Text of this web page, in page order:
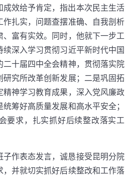
成效给予肯定，指出本次民主生活
作扎实，问题查摆准确、自我剖析
富有实效。同时，他就下一步工
深入学习贯彻习近平新时代中国
二十届四中全会精神，贯彻落实院
研究所改革创新发展；二是巩固拓
精神学习教育成果，深入党风廉政
筹好高质量发展和高水平安全；
要求，扎实抓好后续整改落实工
子作表态发言，诚恳接受昆明分院
，并就切实抓好后续整改和工作落